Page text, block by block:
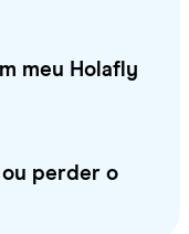
meu Holafly
perder o